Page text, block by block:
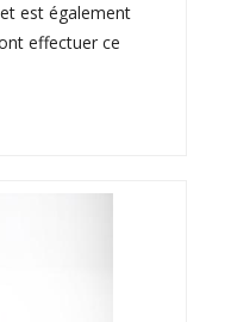
est également
effectuer ce